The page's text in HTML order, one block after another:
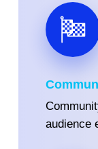
audience